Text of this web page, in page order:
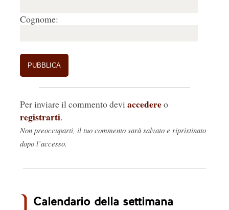
Cognome:
Per inviare il commento devi accedereo
registrarti.
Non preoccuparti, il tuo commento sarà salvato e ripristinato
dopo l’accesso.
Calendario della settimana